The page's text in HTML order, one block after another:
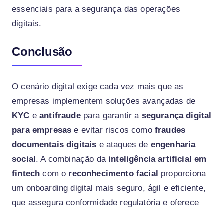
essenciais para a segurança das operações
digitais.
Conclusão
O cenário digital exige cada vez mais que as
empresas implementem soluções avançadas de
KYC eantifraudepara garantir a segurança digital
para empresas e evitar riscos como fraudes
documentais digitais e ataques de engenharia
social. A combinação da inteligência artificial em
fintech com o reconhecimento facial proporciona
um onboarding digital mais seguro, ágil e eficiente,
que assegura conformidade regulatória e oferece